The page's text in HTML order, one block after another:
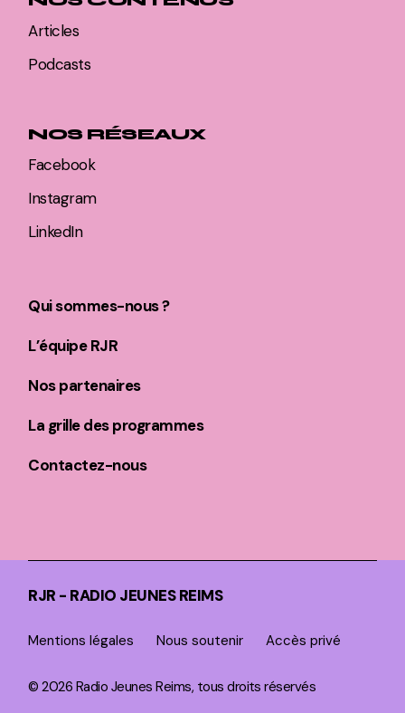
Articles
Podcasts
NOS RÉSEAUX
Facebook
Instagram
LinkedIn
Qui sommes-nous ?
L’équipe RJR
Nos partenaires
La grille des programmes
Contactez-nous
RJR - RADIO JEUNES REIMS
Mentions légales Nous soutenir Accès privé
© 2026 Radio Jeunes Reims, tous droits réservés